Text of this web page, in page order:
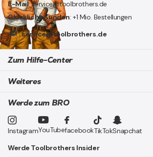
E-Mail: service@toolbrothers.de
Glückliche Kunden: +1 Mio. Bestellungen
service@toolbrothers.de
Zum Hilfe-Center
Weiteres
Werde zum BRO
InstagramYouTubefacebookTikTokSnapchat
Werde Toolbrothers Insider